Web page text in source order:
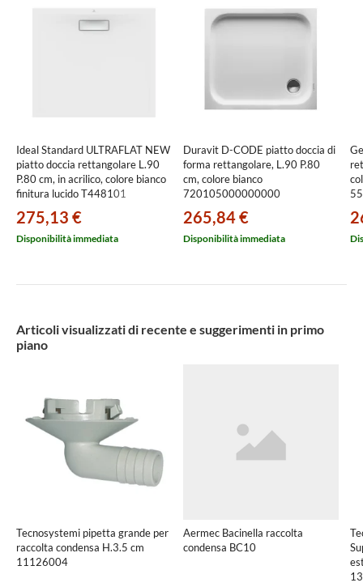
Ideal Standard ULTRAFLAT NEW
piatto doccia rettangolare L.90
P.80 cm, in acrilico, colore bianco
finitura lucido T448101
275,13 €
Disponibilità immediata
Duravit D-CODE piatto doccia di
forma rettangolare, L.90 P.80
cm, colore bianco
720105000000000
265,84 €
Disponibilità immediata
Articoli visualizzati di recente e suggerimenti in primo
piano
Tecnosystemi pipetta grande per
raccolta condensa H.3.5 cm
11126004
Aermec Bacinella raccolta
condensa BC10